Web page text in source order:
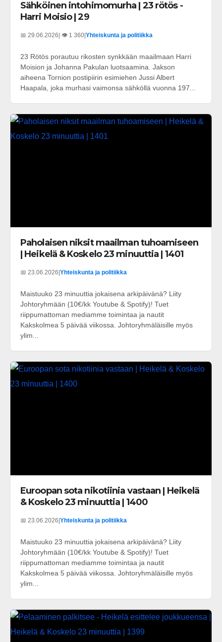
Sähköinen intohimomurha | 23 rötös -
Harri Moisio | 29
📅 29.06.2026| 👁️ 1 360|Yhteiskunta ja politiikka
23 Rötös porautuu rikosten synkkään maailmaan Harri
Moision ja Johanna Pakulan luotsaamina. Jakson
aiheena Tornion postipiirin esimiehen Jussi Albert
Haapala, joka murhasi vaimonsa sähköllä vuonna 197...
Paholaisen niksit maailman tuhoamiseen
| Heikelä & Koskelo 23 minuuttia | 1401
📅 23.06.2026 Yhteiskunta ja politiikka
Maistuuko 23 minuuttia jokaisena arkipäivänä? Liity
Johtoryhmään (10€/kk Youtube & Spotify)! Tuet
riippumattoman mediamme toimintaa ja nautit
Kakskolmea 5 päivää viikossa. Johtoryhmäläisille myös
ylim...
Euroopan sota nikotiinia vastaan | Heikelä
& Koskelo 23 minuuttia | 1400
📅 23.06.2026|Yhteiskunta ja politiikka
Maistuuko 23 minuuttia jokaisena arkipäivänä? Liity
Johtoryhmään (10€/kk Youtube & Spotify)! Tuet
riippumattoman mediamme toimintaa ja nautit
Kakskolmea 5 päivää viikossa. Johtoryhmäläisille myös
ylim...